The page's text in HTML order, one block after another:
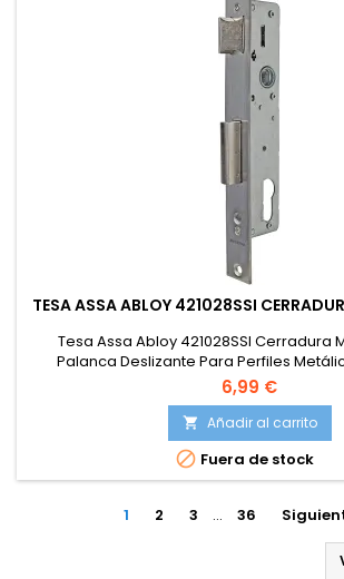
TESA ASSA ABLOY 421028SSI
Tesa Assa Abloy 421028SSI Cerradura
Palanca Deslizante Para Perfiles
Entrada 20 mm 2210
6,99 €
 Añadir al carrito
 Fuera de stock
1 2 3 … 36